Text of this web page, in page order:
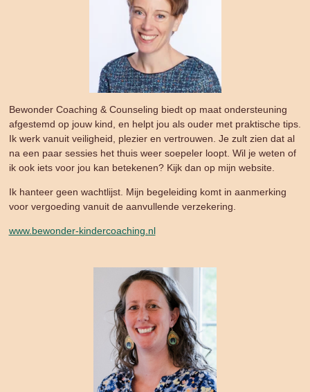
Bewonder Coaching & Counseling biedt op maat ondersteuning
afgestemd op jouw kind, en helpt jou als ouder met praktische tips.
Ik werk vanuit veiligheid, plezier en vertrouwen. Je zult zien dat al
na een paar sessies het thuis weer soepeler loopt. Wil je weten of
ik ook iets voor jou kan betekenen? Kijk dan op mijn website.
Ik hanteer geen wachtlijst. Mijn begeleiding komt in aanmerking
voor vergoeding vanuit de aanvullende verzekering.
www.bewonder-kindercoaching.nl